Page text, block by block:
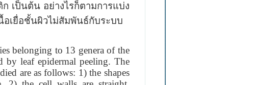
ก เป็นต้น อย่างไรก็ตามการแบ่ง
เยื่อชั้นผิวไม่สัมพันธ์กับระบบ
belonging to 13 genera of the
by leaf epidermal peeling. The
are as follows: 1) the shapes